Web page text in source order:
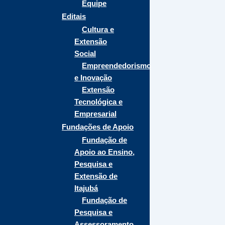
Equipe
Editais
Cultura e
Extensão
Social
Empreendedorismo
e Inovação
Extensão
Tecnológica e
Empresarial
Fundações de Apoio
Fundação de
Apoio ao Ensino,
Pesquisa e
Extensão de
Itajubá
Fundação de
Pesquisa e